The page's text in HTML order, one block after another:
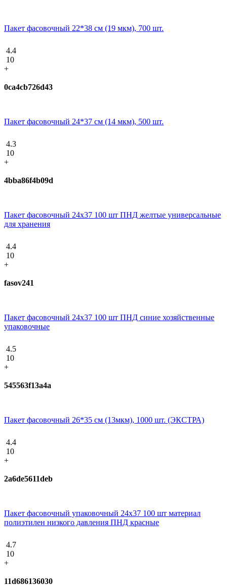
Пакет фасовочный 22*38 см (19 мкм), 700 шт.
4.4
10
+
0ca4cb726d43
Пакет фасовочный 24*37 см (14 мкм), 500 шт.
4.3
10
+
4bba86f4b09d
Пакет фасовочный 24х37 100 шт ПНД желтые универсальные
для хранения
4.4
10
+
fasov241
Пакет фасовочный 24х37 100 шт ПНД синие хозяйственные
упаковочные
4.5
10
+
545563f13a4a
Пакет фасовочный 26*35 см (13мкм), 1000 шт. (ЭКСТРА)
4.4
10
+
2a6de5611deb
Пакет фасовочный упаковочный 24х37 100 шт материал
полиэтилен низкого давления ПНД красные
4.7
10
+
11d686136030